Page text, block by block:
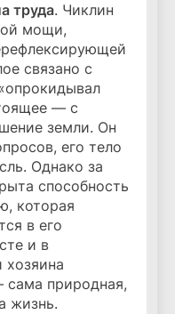
труда. Чиклин
мощи,
связано с
— с
земли. Он
его тело
Однако за
способность
которая
в его
и в
хозяина
сама природная,
жизнь.